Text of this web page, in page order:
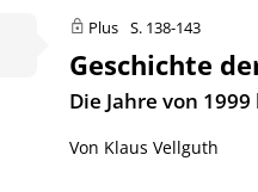
Plus S. 138-143
Geschichte
:
Die Jahre von
Von Klaus Vellguth